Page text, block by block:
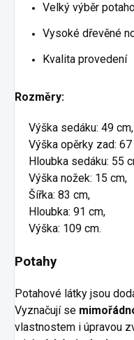
Velký výběr
Vysoké dřevěné
Kvalita provedení
Rozměry:
Výška sedáku: 49 cm,
Výška opěrky zad: 67
Hloubka sedáku: 55
Výška nožek: 15 cm,
Šířka: 83 cm,
Hloubka: 91 cm,
Výška: 109 cm.
Potahy
Potahové látky jsou
Vyznačují se
vlastnostem i úpravou